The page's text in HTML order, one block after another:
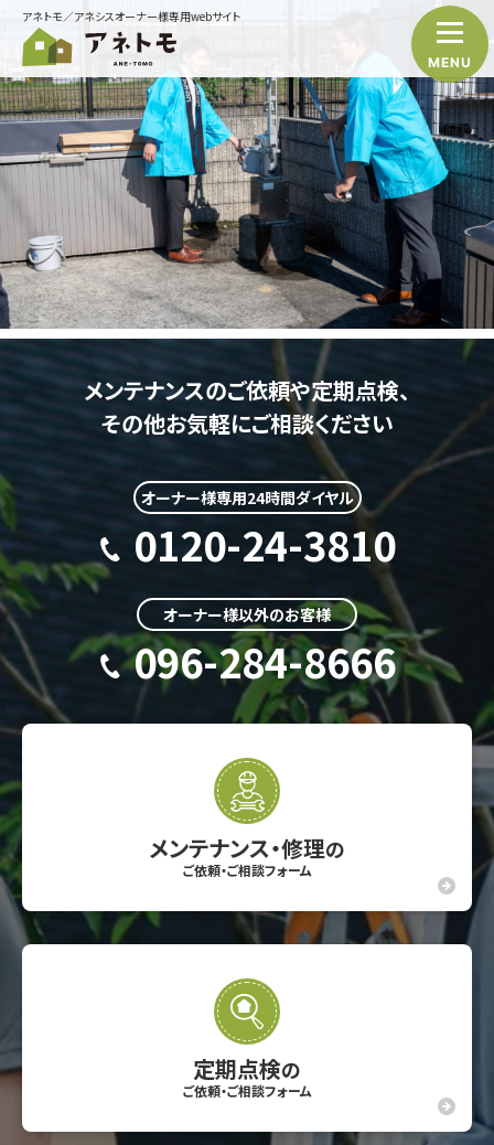
アネトモ／アネシスオーナー様専用webサイト
MENU
メンテナンスのご依頼や定期点検、
その他お気軽にご相談ください
オーナー様専用24時間ダイヤル
0120-24-3810
オーナー様以外のお客様
096-284-8666
メンテナンス・修理の
ご依頼・ご相談フォーム
定期点検の
ご依頼・ご相談フォーム